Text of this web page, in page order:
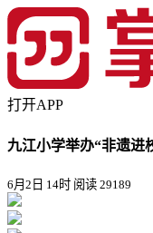
打开APP
九江小学举办“非遗进
6月2日 14时 阅读 29189